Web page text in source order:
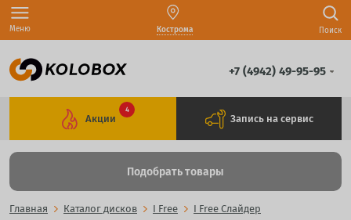
Меню Кострома Поиск
+7 (4942) 49-95-95
Акции
4
Запись на сервис
Подобрать товары
Главная Каталог дисков I Free I Free Слайдер